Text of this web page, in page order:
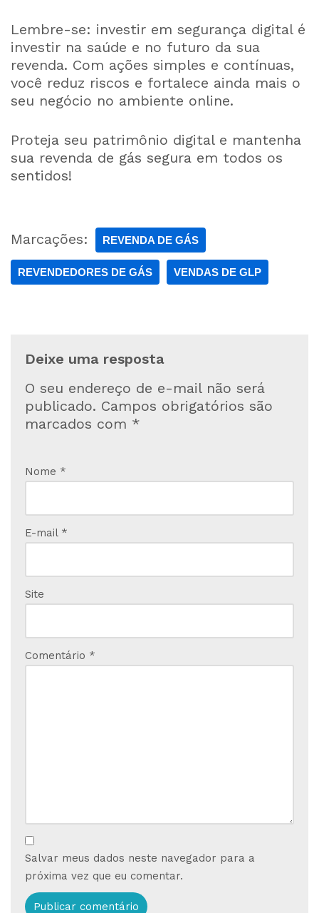
Lembre-se: investir em segurança digital é
investir na saúde e no futuro da sua
revenda. Com ações simples e contínuas,
você reduz riscos e fortalece ainda mais o
seu negócio no ambiente online.
Proteja seu patrimônio digital e mantenha
sua revenda de gás segura em todos os
sentidos!
Marcações: REVENDA DE GÁS
REVENDEDORES DE GÁS VENDAS DE GLP
Deixe uma resposta
O seu endereço de e-mail não será
publicado. Campos obrigatórios são
marcados com *
Nome *
E-mail *
Site
Comentário *
Salvar meus dados neste navegador para a
próxima vez que eu comentar.